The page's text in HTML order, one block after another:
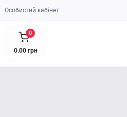
Особистий кабінет
0
0.00 грн